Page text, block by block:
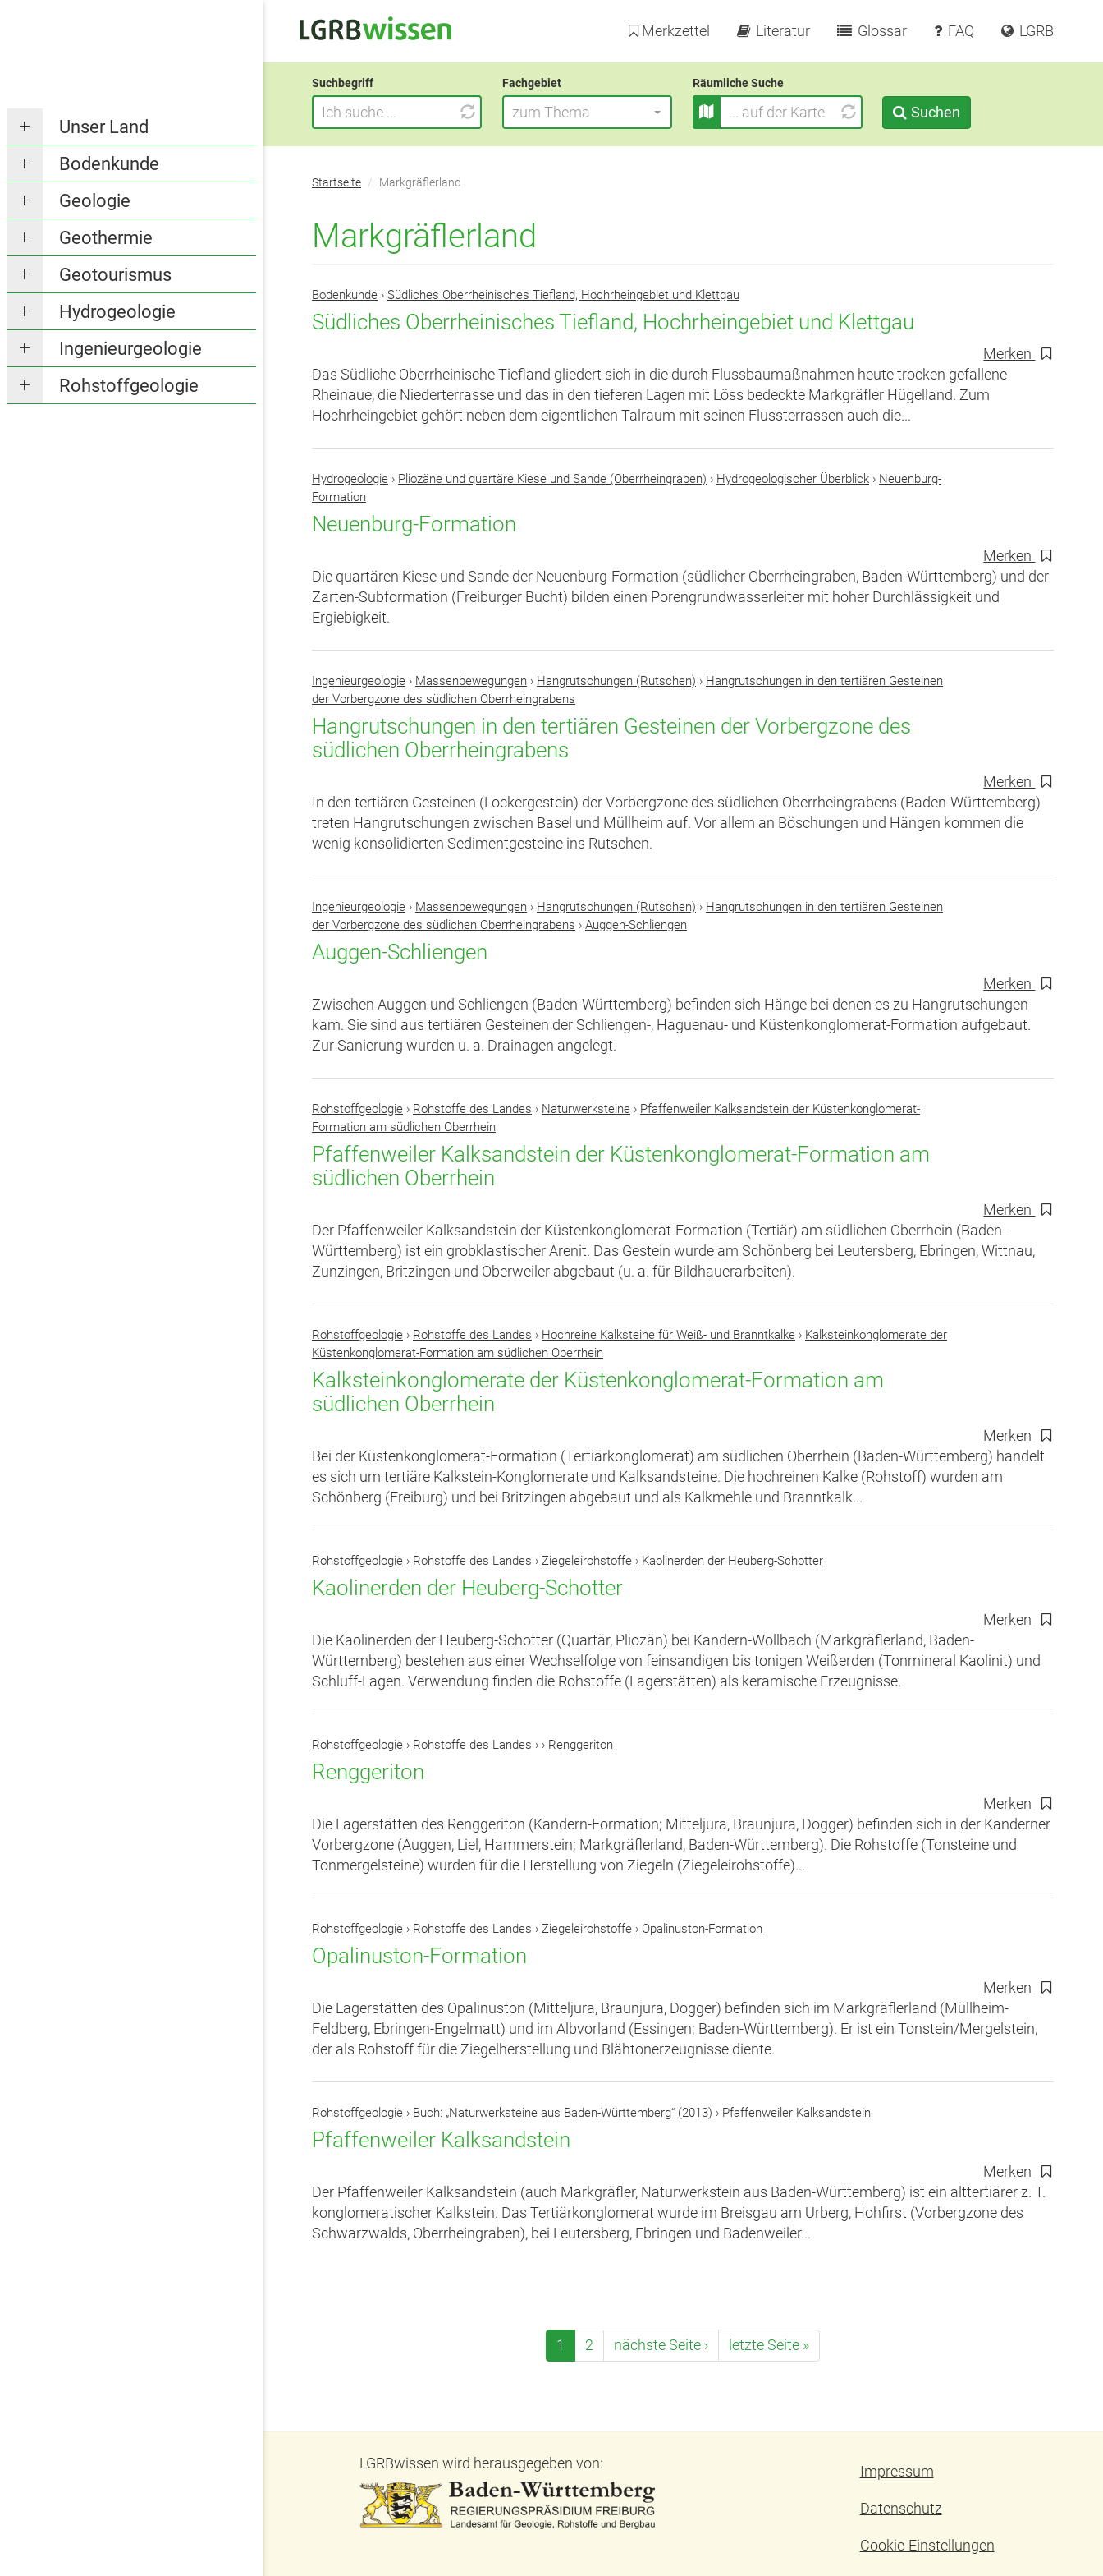
Unser Land
Bodenkunde
Geologie
Geothermie
Geotourismus
Hydrogeologie
Ingenieurgeologie
Rohstoffgeologie
Merkzettel Literatur Glossar FAQ LGRB
Suchbegriff Fachgebiet
zum Thema
Räumliche Suche
Suchen
Startseite Markgräflerland
Markgräflerland
Bodenkunde › Südliches Oberrheinisches Tiefland, Hochrheingebiet und Klettgau
Südliches Oberrheinisches Tiefland, Hochrheingebiet und Klettgau
Merken
Das Südliche Oberrheinische Tiefland gliedert sich in die durch Flussbaumaßnahmen heute trocken gefallene
Rheinaue, die Niederterrasse und das in den tieferen Lagen mit Löss bedeckte Markgräfler Hügelland. Zum
Hochrheingebiet gehört neben dem eigentlichen Talraum mit seinen Flussterrassen auch die...
Hydrogeologie › Pliozäne und quartäre Kiese und Sande (Oberrheingraben) › Hydrogeologischer Überblick › Neuenburg-
Formation
Neuenburg-Formation
Merken
Die quartären Kiese und Sande der Neuenburg-Formation (südlicher Oberrheingraben, Baden-Württemberg) und der
Zarten-Subformation (Freiburger Bucht) bilden einen Porengrundwasserleiter mit hoher Durchlässigkeit und
Ergiebigkeit.
Ingenieurgeologie › Massenbewegungen › Hangrutschungen (Rutschen) › Hangrutschungen in den tertiären Gesteinen
der Vorbergzone des südlichen Oberrheingrabens
Hangrutschungen in den tertiären Gesteinen der Vorbergzone des
südlichen Oberrheingrabens
Merken
In den tertiären Gesteinen (Lockergestein) der Vorbergzone des südlichen Oberrheingrabens (Baden-Württemberg)
treten Hangrutschungen zwischen Basel und Müllheim auf. Vor allem an Böschungen und Hängen kommen die
wenig konsolidierten Sedimentgesteine ins Rutschen.
Ingenieurgeologie › Massenbewegungen › Hangrutschungen (Rutschen) › Hangrutschungen in den tertiären Gesteinen
der Vorbergzone des südlichen Oberrheingrabens › Auggen-Schliengen
Auggen-Schliengen
Merken
Zwischen Auggen und Schliengen (Baden-Württemberg) befinden sich Hänge bei denen es zu Hangrutschungen
kam. Sie sind aus tertiären Gesteinen der Schliengen-, Haguenau- und Küstenkonglomerat-Formation aufgebaut.
Zur Sanierung wurden u. a. Drainagen angelegt.
Rohstoffgeologie › Rohstoffe des Landes › Naturwerksteine › Pfaffenweiler Kalksandstein der Küstenkonglomerat-
Formation am südlichen Oberrhein
Pfaffenweiler Kalksandstein der Küstenkonglomerat-Formation am
südlichen Oberrhein
Merken
Der Pfaffenweiler Kalksandstein der Küstenkonglomerat-Formation (Tertiär) am südlichen Oberrhein (Baden-
Württemberg) ist ein grobklastischer Arenit. Das Gestein wurde am Schönberg bei Leutersberg, Ebringen, Wittnau,
Zunzingen, Britzingen und Oberweiler abgebaut (u. a. für Bildhauerarbeiten).
Rohstoffgeologie › Rohstoffe des Landes › Hochreine Kalksteine für Weiß- und Branntkalke › Kalksteinkonglomerate der
Küstenkonglomerat-Formation am südlichen Oberrhein
Kalksteinkonglomerate der Küstenkonglomerat-Formation am
südlichen Oberrhein
Merken
Bei der Küstenkonglomerat-Formation (Tertiärkonglomerat) am südlichen Oberrhein (Baden-Württemberg) handelt
es sich um tertiäre Kalkstein-Konglomerate und Kalksandsteine. Die hochreinen Kalke (Rohstoff) wurden am
Schönberg (Freiburg) und bei Britzingen abgebaut und als Kalkmehle und Branntkalk...
Rohstoffgeologie › Rohstoffe des Landes › Ziegeleirohstoffe › Kaolinerden der Heuberg-Schotter
Kaolinerden der Heuberg-Schotter
Merken
Die Kaolinerden der Heuberg-Schotter (Quartär, Pliozän) bei Kandern-Wollbach (Markgräflerland, Baden-
Württemberg) bestehen aus einer Wechselfolge von feinsandigen bis tonigen Weißerden (Tonmineral Kaolinit) und
Schluff-Lagen. Verwendung finden die Rohstoffe (Lagerstätten) als keramische Erzeugnisse.
Rohstoffgeologie › Rohstoffe des Landes › › Renggeriton
Renggeriton
Merken
Die Lagerstätten des Renggeriton (Kandern-Formation; Mitteljura, Braunjura, Dogger) befinden sich in der Kanderner
Vorbergzone (Auggen, Liel, Hammerstein; Markgräflerland, Baden-Württemberg). Die Rohstoffe (Tonsteine und
Tonmergelsteine) wurden für die Herstellung von Ziegeln (Ziegeleirohstoffe)...
Rohstoffgeologie › Rohstoffe des Landes › Ziegeleirohstoffe › Opalinuston-Formation
Opalinuston-Formation
Merken
Die Lagerstätten des Opalinuston (Mitteljura, Braunjura, Dogger) befinden sich im Markgräflerland (Müllheim-
Feldberg, Ebringen-Engelmatt) und im Albvorland (Essingen; Baden-Württemberg). Er ist ein Tonstein/Mergelstein,
der als Rohstoff für die Ziegelherstellung und Blähtonerzeugnisse diente.
Rohstoffgeologie › Buch: „Naturwerksteine aus Baden-Württemberg“ (2013) › Pfaffenweiler Kalksandstein
Pfaffenweiler Kalksandstein
Merken
Der Pfaffenweiler Kalksandstein (auch Markgräfler, Naturwerkstein aus Baden-Württemberg) ist ein alttertiärer z. T.
konglomeratischer Kalkstein. Das Tertiärkonglomerat wurde im Breisgau am Urberg, Hohfirst (Vorbergzone des
Schwarzwalds, Oberrheingraben), bei Leutersberg, Ebringen und Badenweiler...
1 2 nächste Seite › letzte Seite »
LGRBwissen wird herausgegeben von: Impressum
Datenschutz
Cookie-Einstellungen